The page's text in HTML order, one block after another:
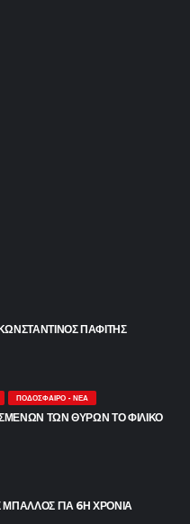
ΠΑΦΙΤΗΣ
ΠΟΔΌΣΦΑΙΡΟ - ΝΈΑ
ΤΩΝ ΘΥΡΩΝ ΤΟ ΦΙΛΙΚΟ
ΜΠΑΛΛΟΣ ΓΙΑ 6Η ΧΡΟΝΙΑ